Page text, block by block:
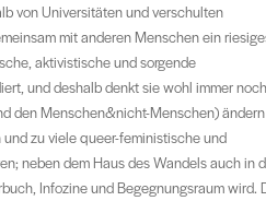
von Universitäten und verschulten
mit anderen Menschen ein
aktivistische und sorgende
und deshalb denkt sie wohl immer
den Menschen&nicht-Menschen) ändern
zu viele queer-feministische und
neben dem Haus des Wandels auch in
Infozine und Begegnungsraum wird.